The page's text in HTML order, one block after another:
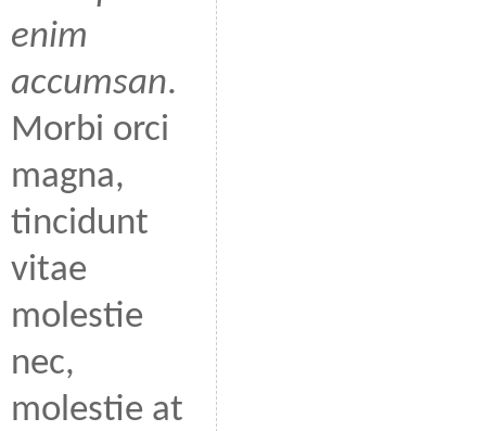
enim
accumsan.
Morbi orci
magna,
tincidunt
vitae
molestie
nec,
molestie at